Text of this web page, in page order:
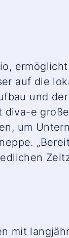
auf die
und
diva-e
um
mit